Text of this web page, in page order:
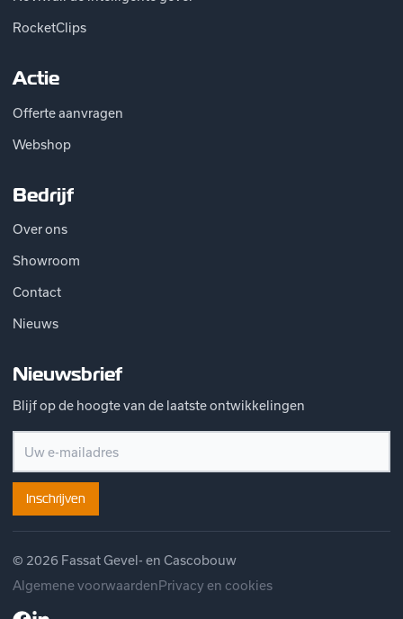
RocketClips
Actie
Offerte aanvragen
Webshop
Bedrijf
Over ons
Showroom
Contact
Nieuws
Nieuwsbrief
Blijf op de hoogte van de laatste ontwikkelingen
Inschrijven
© 2026 Fassat Gevel- en Cascobouw
Algemene voorwaardenPrivacy en cookies